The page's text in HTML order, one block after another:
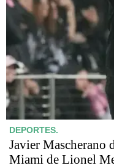
DEPORTES.
Javier Mascherano
Miami de Lionel